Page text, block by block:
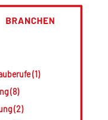
(1)
(8)
(2)